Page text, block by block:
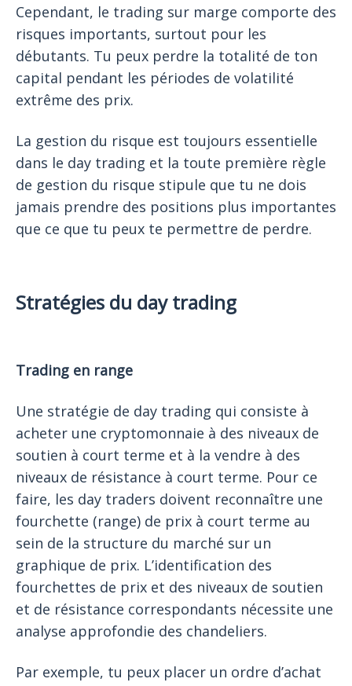
Cependant, le trading sur marge comporte des
risques importants, surtout pour les
débutants. Tu peux perdre la totalité de ton
capital pendant les périodes de volatilité
extrême des prix.
La gestion du risque est toujours essentielle
dans le day trading et la toute première règle
de gestion du risque stipule que tu ne dois
jamais prendre des positions plus importantes
que ce que tu peux te permettre de perdre.
Stratégies du day trading
Trading en range
Une stratégie de day trading qui consiste à
acheter une cryptomonnaie à des niveaux de
soutien à court terme et à la vendre à des
niveaux de résistance à court terme. Pour ce
faire, les day traders doivent reconnaître une
fourchette (range) de prix à court terme au
sein de la structure du marché sur un
graphique de prix. L’identification des
fourchettes de prix et des niveaux de soutien
et de résistance correspondants nécessite une
analyse approfondie des chandeliers.
Par exemple, tu peux placer un ordre d’achat